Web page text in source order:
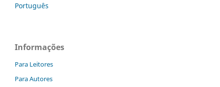
Português
Informações
Para Leitores
Para Autores